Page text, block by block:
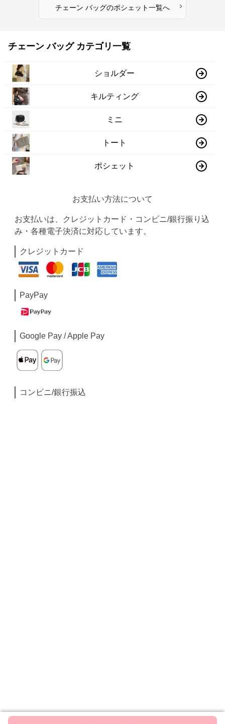
チェーン バッグのポシェット一覧へ ›
チェーン バッグ カテゴリ一覧
ショルダー
キルティング
ミニ
トート
ポシェット
お支払い方法について
お支払いは、クレジットカード・コンビニ/銀行振り込
み・各種電子決済に対応しています。
クレジットカード
PayPay
Google Pay / Apple Pay
コンビニ/銀行振込